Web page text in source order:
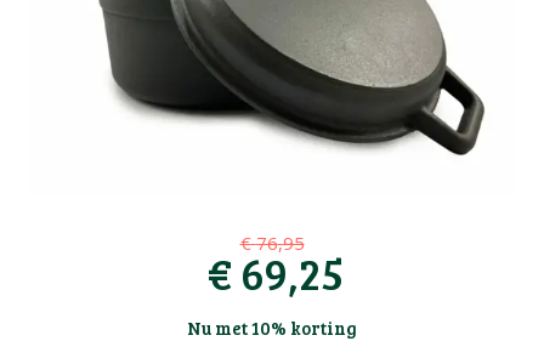
€ 76,95
€ 69,25
Nu met 10% korting